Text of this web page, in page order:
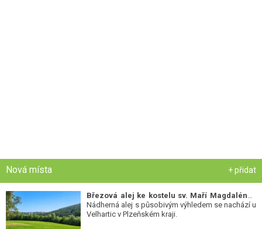
Nová místa + přidat
Nádherná alej s působivým výhledem se nachází u
Velhartic v Plzeňském kraji.